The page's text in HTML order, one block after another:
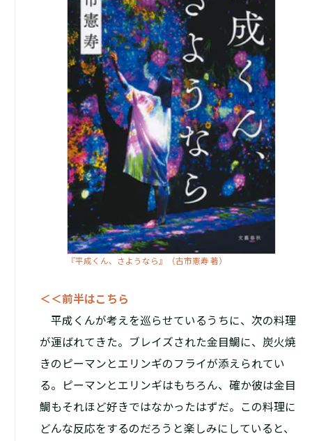
『平成くん、さようなら』（古市憲寿 著）
＜＜前半はこちら
平成くんが考えを巡らせているうちに、次の料理
が運ばれてきた。ブレイズされた金目鯛に、炭火焼
きのピーマンとエリンギのフライが添えられてい
る。ピーマンとエリンギはもちろん、確か彼は金目
鯛もそれほど好きではなかったはずだ。この料理に
どんな反応をするのだろうと楽しみにしていると、